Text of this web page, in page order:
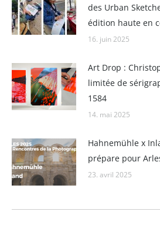
des Urban
édition haute en
16. juin 2025
Art Drop :
limitée de
1584
14. mai 2025
Hahnemühle x
prépare pour
23. avril 2025